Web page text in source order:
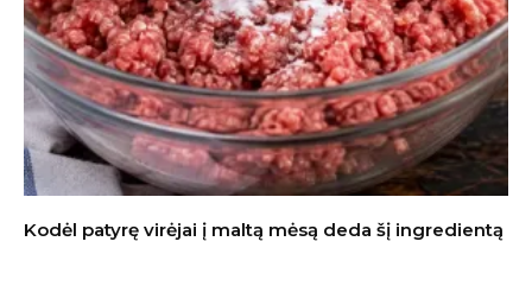
Kodėl patyrę virėjai į maltą mėsą deda šį ingredientą